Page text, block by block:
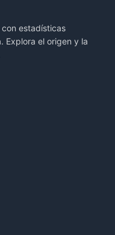
estadísticas
Explora el origen y la